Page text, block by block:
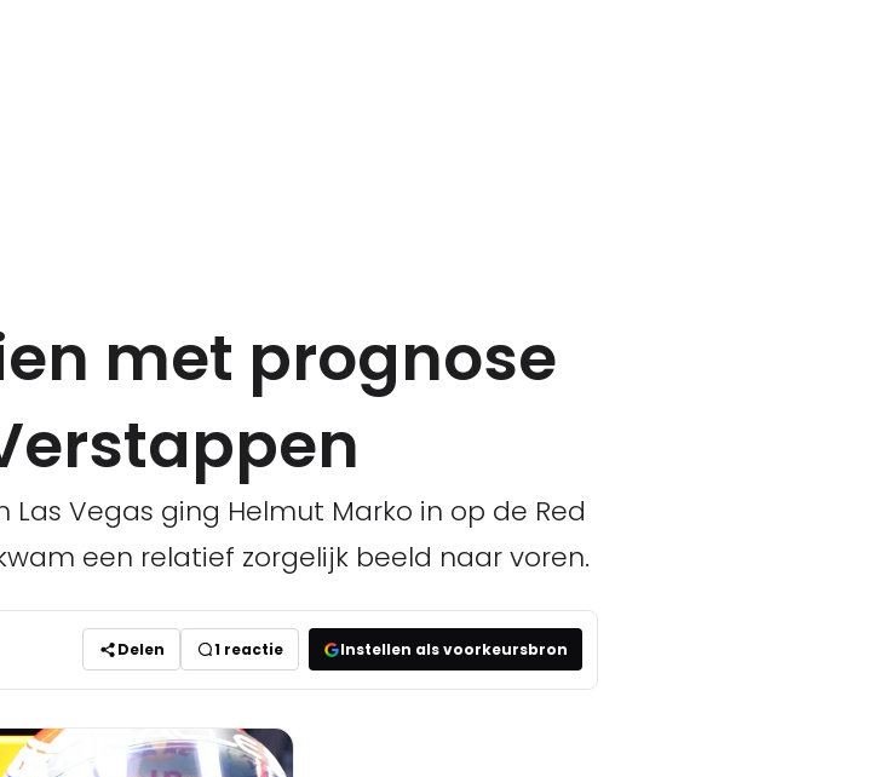
met prognose
Vegas ging Helmut Marko in op de Red
een relatief zorgelijk beeld naar voren.
Delen 1 reactie Instellen als voorkeursbron